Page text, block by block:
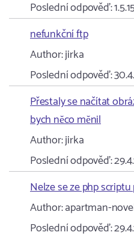
Poslední odpověď:
nefunkční ftp
Author:jirka
Poslední odpověď:
Přestaly se načítat
bych nĕco mĕnil
Author:jirka
Poslední odpověď:
Nelze se ze php
Author:apartman-
Poslední odpověď: